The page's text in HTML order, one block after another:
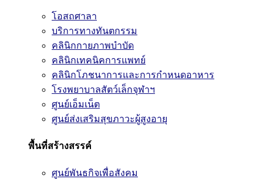
โอสถศาลา
บริการทางทันตกรรม
คลินิกกายภาพบำบัด
คลินิกเทคนิคการแพทย์
คลินิกโภชนาการและการกำหนดอาหาร
โรงพยาบาลสัตว์เล็กจุฬาฯ
ศูนย์เอ็มเน็ต
ศูนย์ส่งเสริมสุขภาวะผู้สูงอายุ
พื้นที่สร้างสรรค์
ศูนย์พันธกิจเพื่อสังคม